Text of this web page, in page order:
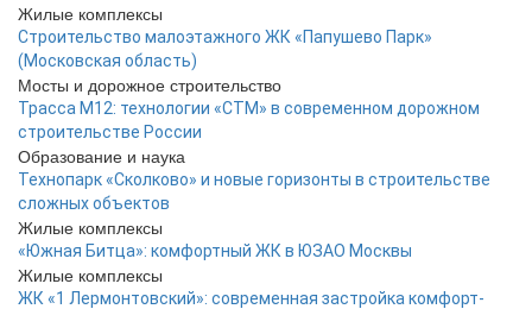
Жилые комплексы
Строительство малоэтажного ЖК «Папушево Парк»
(Московская область)
Мосты и дорожное строительство
Трасса М12: технологии «СТМ» в современном дорожном
строительстве России
Образование и наука
Технопарк «Сколково» и новые горизонты в строительстве
сложных объектов
Жилые комплексы
«Южная Битца»: комфортный ЖК в ЮЗАО Москвы
Жилые комплексы
ЖК «1 Лермонтовский»: современная застройка комфорт-